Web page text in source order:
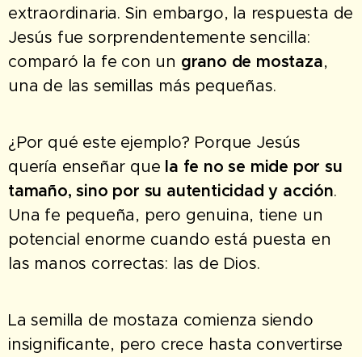
extraordinaria. Sin embargo, la respuesta de
Jesús fue sorprendentemente sencilla:
comparó la fe con un grano de mostaza,
una de las semillas más pequeñas.
¿Por qué este ejemplo? Porque Jesús
quería enseñar que la fe no se mide por su
tamaño, sino por su autenticidad y acción.
Una fe pequeña, pero genuina, tiene un
potencial enorme cuando está puesta en
las manos correctas: las de Dios.
La semilla de mostaza comienza siendo
insignificante, pero crece hasta convertirse